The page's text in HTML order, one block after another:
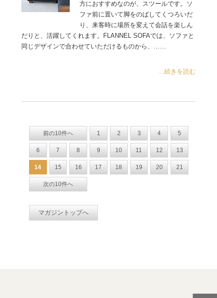
方におすすめなのが、スツールです。ソ
ファ前に置いて脚をのばしてくつろいだ
り、来客時に場所を変えて会話を楽しん
だりと、活躍してくれます。FLANNEL SOFAでは、ソファと
同じデザインで合わせていただけるものから、……
...続きを読む
前の10件へ 1 2 3 4 5
6 7 8 9 10 11 12 13
14 15 16 17 18 19 20 21
次の10件へ
マガジントップへ